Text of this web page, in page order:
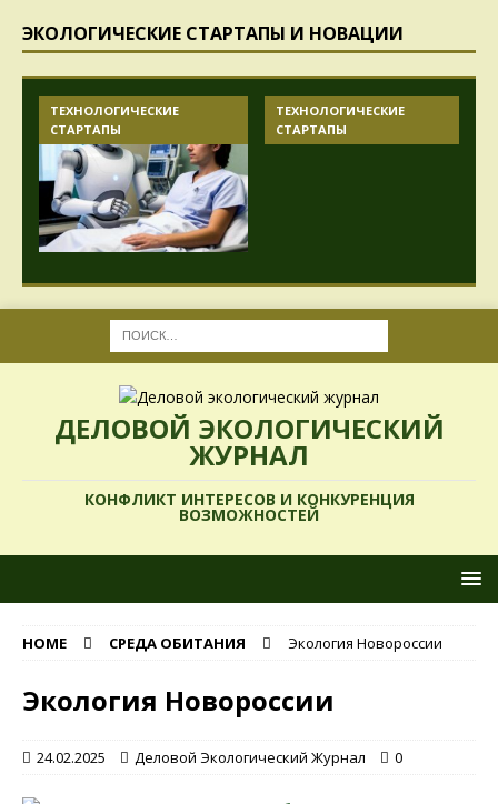
ЭКОЛОГИЧЕСКИЕ СТАРТАПЫ И НОВАЦИИ
ТЕХНОЛОГИЧЕСКИЕ
СТАРТАПЫ
ТЕХНОЛОГИЧЕСКИЕ
СТАРТАПЫ
ДЕЛОВОЙ ЭКОЛОГИЧЕСКИЙ
ЖУРНАЛ
КОНФЛИКТ ИНТЕРЕСОВ И КОНКУРЕНЦИЯ
ВОЗМОЖНОСТЕЙ
HOME СРЕДА ОБИТАНИЯ Экология Новороссии
Экология Новороссии
24.02.2025 Деловой Экологический Журнал 0